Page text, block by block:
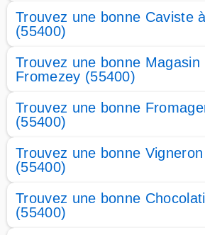
Trouvez une bonne Caviste
(55400)
Trouvez une bonne Magasin
Fromezey (55400)
Trouvez une bonne
(55400)
Trouvez une bonne
(55400)
Trouvez une bonne
(55400)